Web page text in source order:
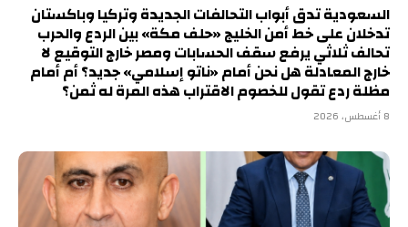
السعودية تدق أبواب التحالفات الجديدة وتركيا وباكستان
تدخلان على خط أمن الخليج «حلف مكة» بين الردع والحرب
تحالف ثلاثي يرفع سقف الحسابات ومصر خارج التوقيع لا
خارج المعادلة هل نحن أمام «ناتو إسلامي» جديد؟ أم أمام
مظلة ردع تقول للخصوم الاقتراب هذه المرة له ثمن؟
8 أغسطس، 2026